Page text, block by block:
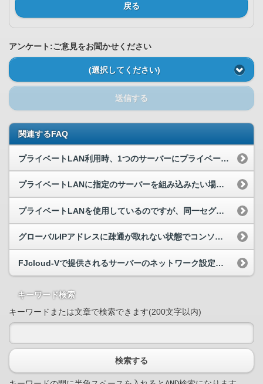
戻る
アンケート:ご意見をお聞かせください
(選択してください)
送信する
関連するFAQ
プライベートLAN利用時、1つのサーバーにプライベートIPアドレスは複数振れますか？
プライベートLANに指定のサーバーを組み込みたい場合はどうすれば良いですか？
プライベートLANを使用しているのですが、同一セグメントに同じIPが接続されないよう制御するにはどうしたらいいですか？
グローバルIPアドレスに疎通が取れない状態でコンソール機能の利用は可能でしょうか。
FJcloud-Vで提供されるサーバーのネットワーク設定が知りたい
キーワード検索
キーワードまたは文章で検索できます(200文字以内)
検索する